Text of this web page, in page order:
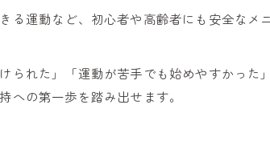
身体ケア習慣作り
ケアの取り組み
継続ケアの工夫
運動など、初心者や高齢者にも安全なメ
れた」「運動が苦手でも始めやすかった
の第一歩を踏み出せます。